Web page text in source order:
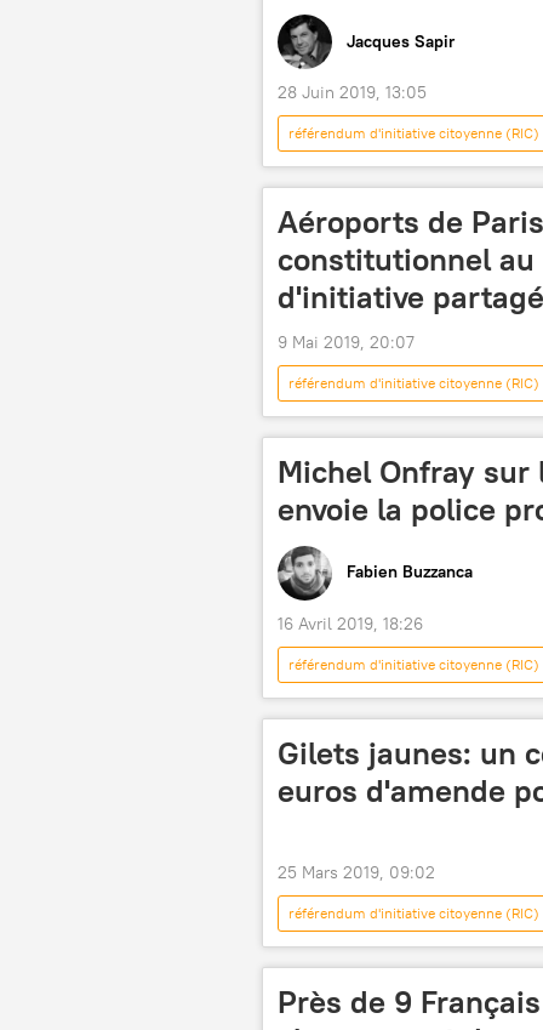
Jacques Sapir
28 Juin 2019, 13:05
référendum d'initiative citoyenne (RIC)
référendum
Emmanuel
Aéroports de
constitutionnel
d'initiative
9 Mai 2019, 20:07
référendum d'initiative citoyenne (RIC)
Paris
Aéroports de Paris
Michel Onfray sur
envoie la police
Fabien Buzzanca
16 Avril 2019, 18:26
référendum d'initiative citoyenne (RIC)
Paris
Grèce Europe
Nicolas Dupont-Aignan
Christophe
La République en Marche! (LREM)
référendum
médias
finances
pouvoir d'achat
Gilets jaunes: un
euros d'amende
25 Mars 2019, 09:02
référendum d'initiative citoyenne (RIC)
gilets jaunes
Près de 9